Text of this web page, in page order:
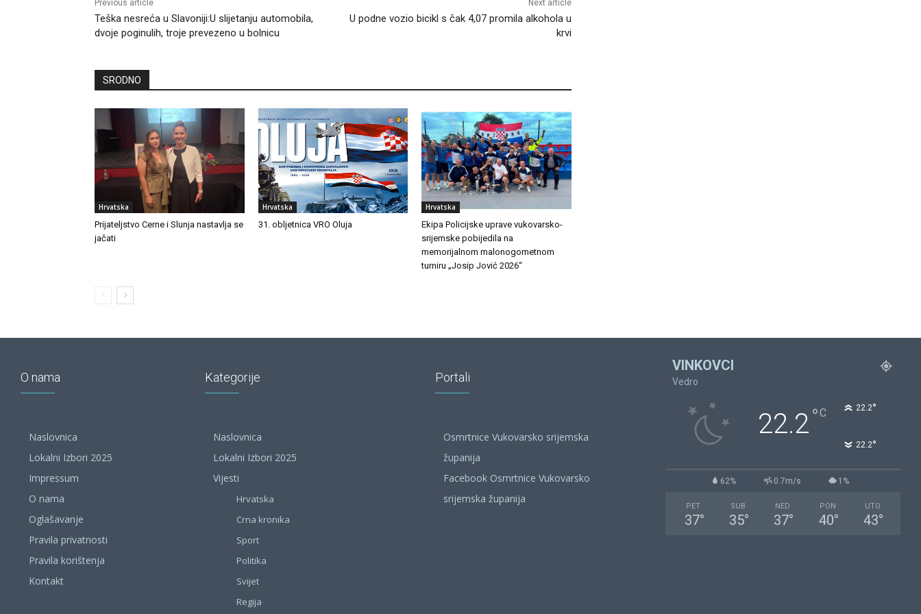
Previous article
Teška nesreća u Slavoniji:U slijetanju automobila,
dvoje poginulih, troje prevezeno u bolnicu
Next article
U podne vozio bicikl s čak 4,07 promila alkohola u
krvi
SRODNO
Hrvatska
Prijateljstvo Cerne i Slunja nastavlja se
jačati
Hrvatska
31. obljetnica VRO Oluja
Hrvatska
Ekipa Policijske uprave vukovarsko-
srijemske pobijedila na
memorijalnom malonogometnom
turniru „Josip Jović 2026“
O nama
Naslovnica
Lokalni Izbori 2025
Impressum
O nama
Oglašavanje
Pravila privatnosti
Pravila korištenja
Kontakt
Kategorije
Naslovnica
Lokalni Izbori 2025
Vijesti
Hrvatska
Crna kronika
Sport
Politika
Svijet
Regija
Portali
Osmrtnice Vukovarsko srijemska
županija
Facebook Osmrtnice Vukovarsko
srijemska županija
VINKOVCI
Vedro
22.2°C 22.2°
22.2°
62% 0.7m/s 1%
PET
37°
SUB
35°
NED
37°
PON
40°
UTO
43°